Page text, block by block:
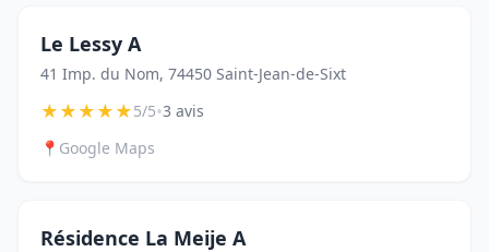
Le Lessy A
41 Imp. du Nom, 74450 Saint-Jean-de-Sixt
★★★★★5/5•3 avis
📍 Google Maps
Résidence La Meije A